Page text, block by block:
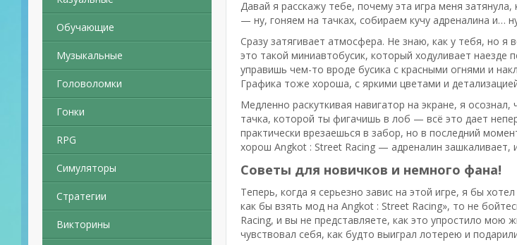
Обучающие
Музыкальные
Головоломки
Гонки
RPG
Симуляторы
Стратегии
Викторины
Давай я расскажу тебе, почему эта игра меня
— ну, гоняем на тачках, собираем кучу адреналина и…
Сразу затягивает атмосфера. Не знаю, как у тебя, но
это такой миниавтобусик, который ходуливает
управишь чем-то вроде бусика с красными огнями и
Графика тоже хороша, с яркими цветами и
Медленно раскуткивая навигатор на экране, я
тачка, которой ты фигачишь в лоб — всё это дает
практически врезаешься в забор, но в последний
хорош Angkot : Street Racing — адреналин зашкаливает,
Советы для новичков и немного фана!
Теперь, когда я серьезно завис на этой игре, я бы
как бы взять мод на Angkot : Street Racing», то не
Racing, и вы не представляете, как это упростило мою
чувствовал себя, как будто выиграл лотерею и